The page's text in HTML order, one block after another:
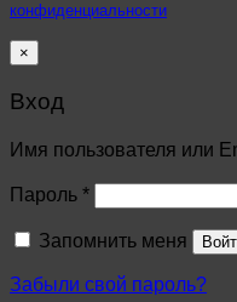
конфиденциальности
×
Вход
Имя пользователя или
Пароль *
Запомнить меня
Забыли свой пароль?